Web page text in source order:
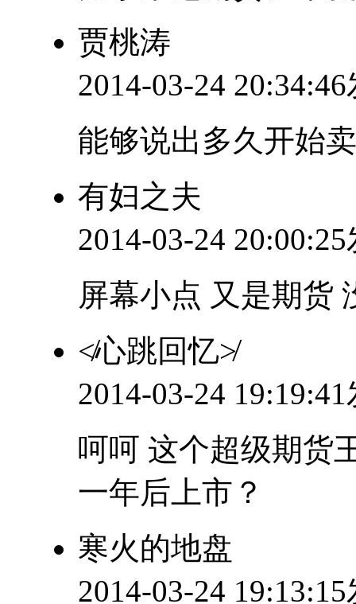
贾桃涛
2014-03-24
能够说出多久开始
有妇之夫
2014-03-24
屏幕小点 又是期货
≮心跳回忆≯
2014-03-24
呵呵 这个超级期货
一年后上市？
寒火的地盘
2014-03-24